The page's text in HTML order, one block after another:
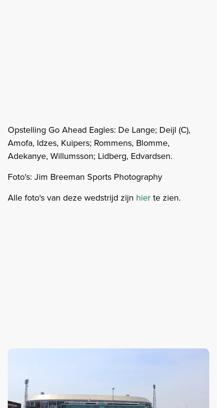
Opstelling Go Ahead Eagles: De Lange; Deijl (C),
Amofa, Idzes, Kuipers; Rommens, Blomme,
Adekanye, Willumsson; Lidberg, Edvardsen.
Foto's: Jim Breeman Sports Photography
Alle foto's van deze wedstrijd zijn hier te zien.